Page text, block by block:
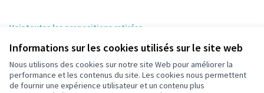
Informations sur les cookies utilisés sur le site web
Nous utilisons des cookies sur notre site Web pour améliorer la
performance et les contenus du site. Les cookies nous permettent
de fournir une expérience utilisateur et un contenu plus
Voir toutes les propositions retirées
Conditions d'utilisation
Paramètres des cookies
participez.nanterre.fr sur X
participez.nanterre.fr sur Facebook
participez.nanterre.fr sur Instagram
participez.nanterre.fr sur YouTube
participez.nanterre.fr sur GitHub